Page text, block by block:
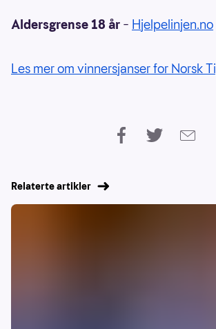
Aldersgrense 18 år – Hjelpelinjen.no
Les mer om vinnersjanser for Norsk
Relaterte artikler